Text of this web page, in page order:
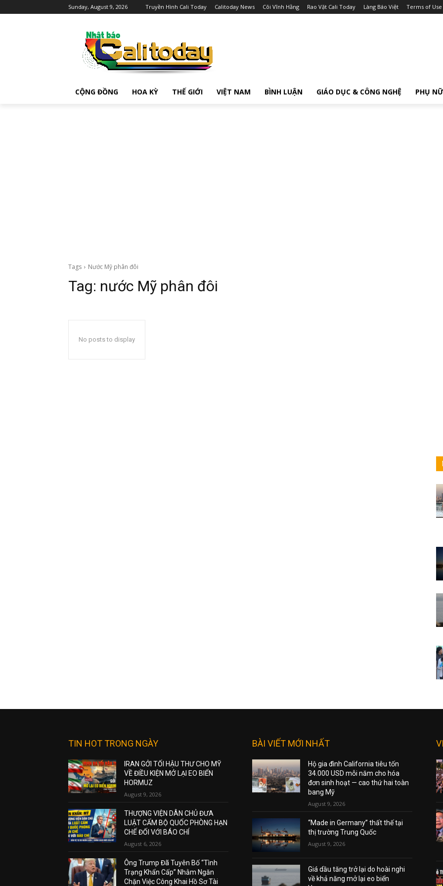
Sunday, August 9, 2026 Truyền Hình Cali Today Calitoday News Cõi Vĩnh Hằng Rao Vặt Cali Today Làng Báo Việt Terms of Use
CỘNG ĐỒNG HOA KỲ THẾ GIỚI VIỆT NAM BÌNH LUẬN GIÁO DỤC & CÔNG NGHỆ PHỤ NỮ
Tags Nước Mỹ phân đôi
Tag: nước Mỹ phân đôi
No posts to display
TIN HOT TRONG NGÀY
IRAN GỞI TỐI HẬU THƯ CHO MỸ
VỀ ĐIỀU KIỆN MỞ LẠI EO BIỂN
HORMUZ
August 9, 2026
THƯỢNG VIỆN DÂN CHỦ ĐƯA
LUẬT CẤM BỘ QUỐC PHÒNG HẠN
CHẾ ĐỐI VỚI BÁO CHÍ
August 6, 2026
Ông Trump Đã Tuyên Bố “Tình
Trạng Khẩn Cấp” Nhằm Ngăn
Chặn Việc Công Khai Hồ Sơ Tài
BÀI VIẾT MỚI NHẤT
Hộ gia đình California tiêu tốn
34.000 USD mỗi năm cho hóa
đơn sinh hoạt — cao thứ hai toàn
bang Mỹ
August 9, 2026
“Made in Germany” thất thế tại
thị trường Trung Quốc
August 9, 2026
Giá dầu tăng trở lại do hoài nghi
về khả năng mở lại eo biển